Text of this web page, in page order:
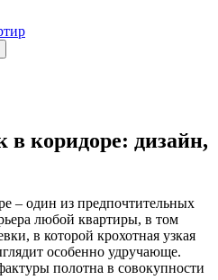
в коридоре: дизайн,
– один из предпочтительных
любой квартиры, в том
в которой крохотная узкая
особенно удручающе.
полотна в совокупности